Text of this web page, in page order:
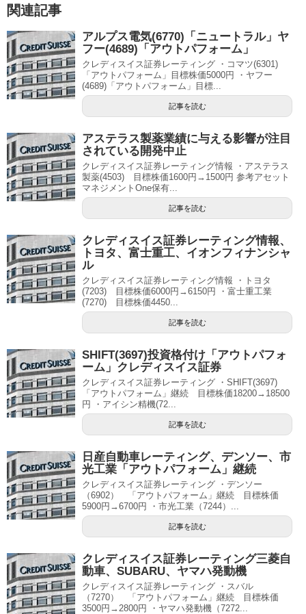
関連記事
アルプス電気(6770)「ニュートラル」ヤ
フー(4689)「アウトパフォーム」
クレディスイス証券レーティング ・コマツ(6301)
「アウトパフォーム」目標株価5000円 ・ヤフー
(4689)「アウトパフォーム」目標...
記事を読む
アステラス製薬業績に与える影響が注目
されている開発中止
クレディスイス証券レーティング情報 ・アステラス
製薬(4503) 目標株価1600円→1500円 参考アセット
マネジメントOne保有...
記事を読む
クレディスイス証券レーティング情報、
トヨタ、富士重工、イオンフィナンシャ
ル
クレディスイス証券レーティング情報 ・トヨタ
(7203) 目標株価6000円→6150円 ・富士重工業
(7270) 目標株価4450...
記事を読む
SHIFT(3697)投資格付け「アウトパフォ
ーム」クレディスイス証券
クレディスイス証券レーティング ・SHIFT(3697)
「アウトパフォーム」継続 目標株価18200→18500
円 ・アイシン精機(72...
記事を読む
日産自動車レーティング、デンソー、市
光工業「アウトパフォーム」継続
クレディスイス証券レーティング ・デンソー
（6902） 「アウトパフォーム」継続 目標株価
5900円→6700円 ・市光工業（7244）...
記事を読む
クレディスイス証券レーティング三菱自
動車、SUBARU、ヤマハ発動機
クレディスイス証券レーティング ・スバル
（7270） 「アウトパフォーム」継続 目標株価
3500円→2800円 ・ヤマハ発動機（7272...